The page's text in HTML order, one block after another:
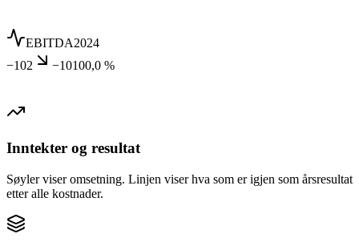
EBITDA2024
−102
−10100,0 %
Inntekter og resultat
Søyler viser omsetning. Linjen viser hva som er igjen som årsresultat
etter alle kostnader.